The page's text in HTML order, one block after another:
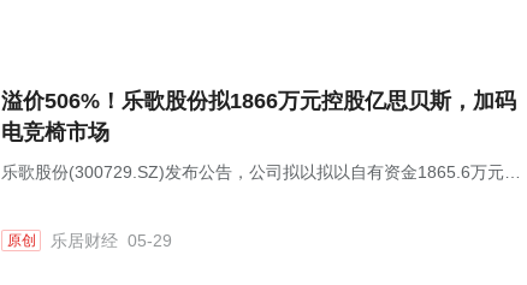
溢价506%！乐歌股份拟1866万元控股亿思贝斯，加码
电竞椅市场
乐歌股份(300729.SZ)发布公告，公司拟以拟以自有资金1865.6万元收
斯”）32%股权。
原创 乐居财经 05-29